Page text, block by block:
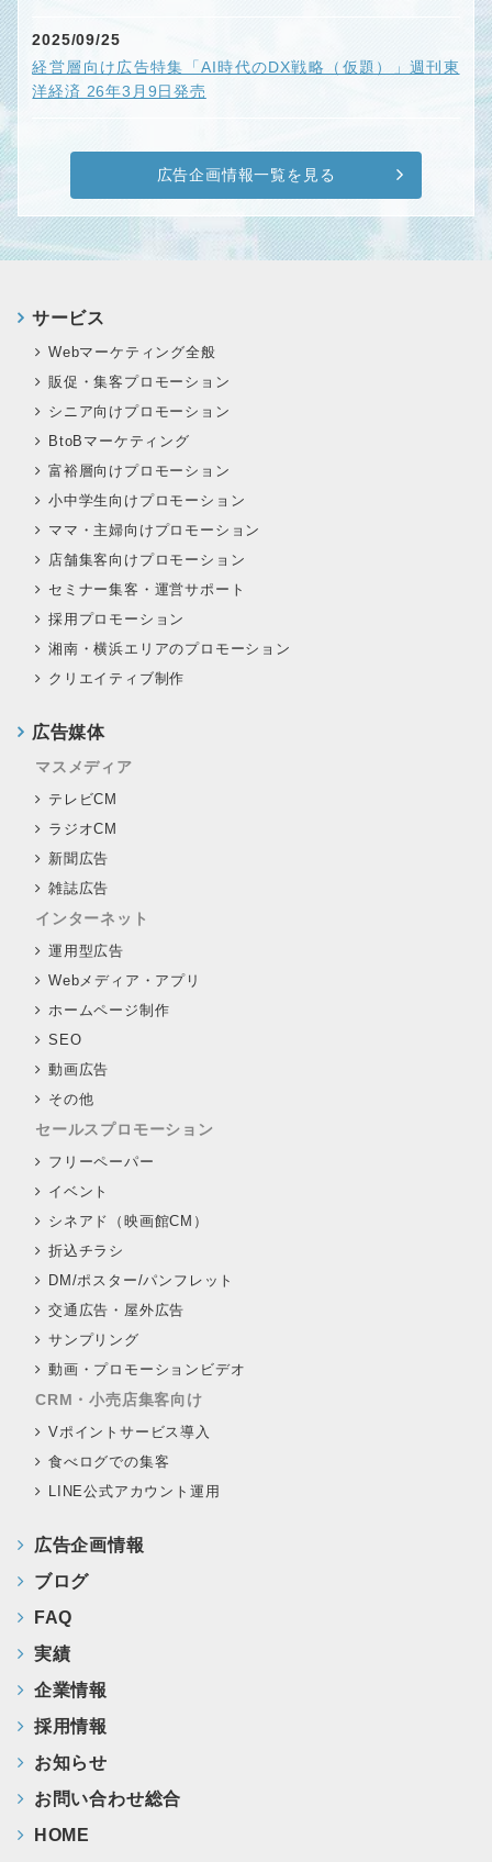
2025/09/25
経営層向け広告特集「AI時代のDX戦略（仮題）」週刊東
洋経済 26年3月9日発売
広告企画情報一覧を見る
サービス
Webマーケティング全般
販促・集客プロモーション
シニア向けプロモーション
BtoBマーケティング
富裕層向けプロモーション
小中学生向けプロモーション
ママ・主婦向けプロモーション
店舗集客向けプロモーション
セミナー集客・運営サポート
採用プロモーション
湘南・横浜エリアのプロモーション
クリエイティブ制作
広告媒体
マスメディア
テレビCM
ラジオCM
新聞広告
雑誌広告
インターネット
運用型広告
Webメディア・アプリ
ホームページ制作
SEO
動画広告
その他
セールスプロモーション
フリーペーパー
イベント
シネアド（映画館CM）
折込チラシ
DM/ポスター/パンフレット
交通広告・屋外広告
サンプリング
動画・プロモーションビデオ
CRM・小売店集客向け
Vポイントサービス導入
食べログでの集客
LINE公式アカウント運用
広告企画情報
ブログ
FAQ
実績
企業情報
採用情報
お知らせ
お問い合わせ総合
HOME